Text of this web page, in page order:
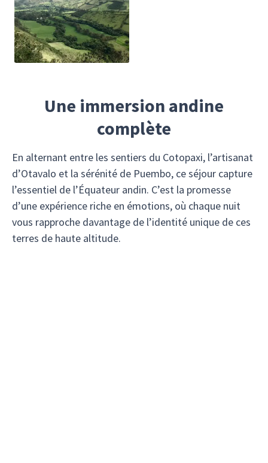
Une immersion andine
complète
En alternant entre les sentiers du Cotopaxi, l’artisanat
d’Otavalo et la sérénité de Puembo, ce séjour capture
l’essentiel de l’Équateur andin. C’est la promesse
d’une expérience riche en émotions, où chaque nuit
vous rapproche davantage de l’identité unique de ces
terres de haute altitude.